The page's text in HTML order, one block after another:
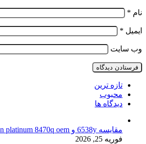
نام *
ایمیل *
وب‌ سایت
تازه ترین
محبوب
دیدگاه ها
مقایسه 6538y و intel xeon platinum 8470q oem
فوریه 25, 2026